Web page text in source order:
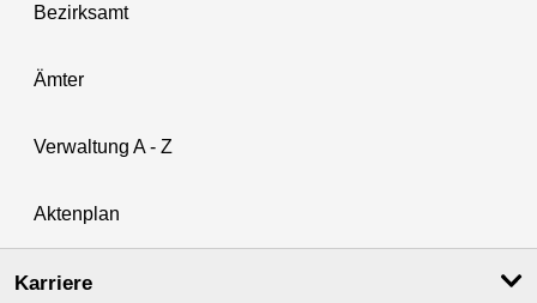
Bezirksamt
Ämter
Verwaltung A - Z
Aktenplan
Karriere